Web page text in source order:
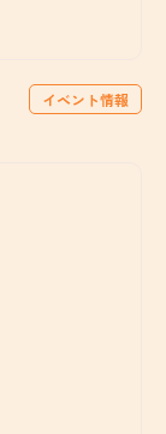
イベント情報